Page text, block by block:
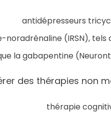
antidépresseurs
(IRSN),
la gabapentine
des thérapies non
thérapie